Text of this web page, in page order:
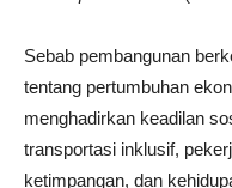
Sebab pembangunan
tentang pertumbuhan
menghadirkan keadilan
transportasi inklusif,
ketimpangan, dan